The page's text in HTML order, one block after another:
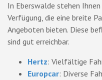
In Eberswalde stehen
Verfügung, die eine breite
Angeboten bieten. Diese
sind gut erreichbar.
Hertz: Vielfältige
Europcar: Diverse